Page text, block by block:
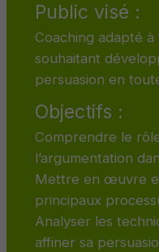
Public visé :
Coaching adapté
souhaitant
persuasion en
Objectifs :
Comprendre le
l’argumentation
Mettre en œuvre
principaux
Analyser les
affiner sa